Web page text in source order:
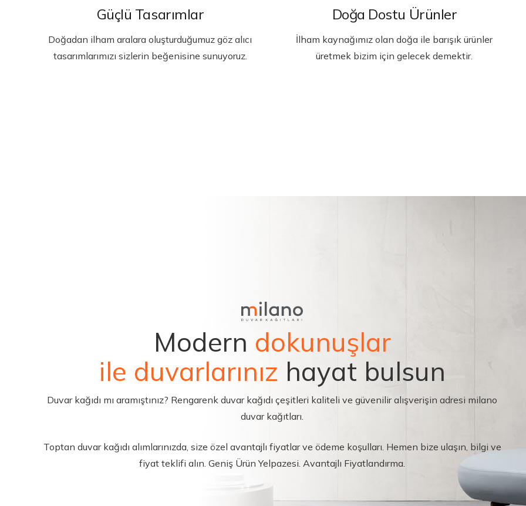
Güçlü Tasarımlar
Doğadan ilham aralara oluşturduğumuz göz alıcı
tasarımlarımızı sizlerin beğenisine sunuyoruz.
Doğa Dostu Ürünler
İlham kaynağımız olan doğa ile barışık ürünler
üretmek bizim için gelecek demektir.
Modern dokunuşlar
ile duvarlarınız hayat bulsun
Duvar kağıdı mı aramıştınız? Rengarenk duvar kağıdı çeşitleri kaliteli ve güvenilir alışverişin adresi milano
duvar kağıtları.
Toptan duvar kağıdı alımlarınızda, size özel avantajlı fiyatlar ve ödeme koşulları. Hemen bize ulaşın, bilgi ve
fiyat teklifi alın. Geniş Ürün Yelpazesi. Avantajlı Fiyatlandırma.